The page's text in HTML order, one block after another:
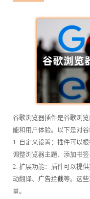
谷歌浏览器插件是谷歌浏
能和用户体验。以下是对
1. 自定义设置：插件可以
调整浏览器主题、添加书签
2. 扩展功能：插件可以提
动翻译、 广告拦截等。这
量。